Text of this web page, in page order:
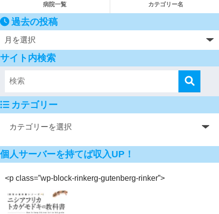
病院一覧 カテゴリー名
過去の投稿
サイト内検索
カテゴリー
個人サーバーを持てば収入UP！
<p class=”wp-block-rinkerg-gutenberg-rinker”>